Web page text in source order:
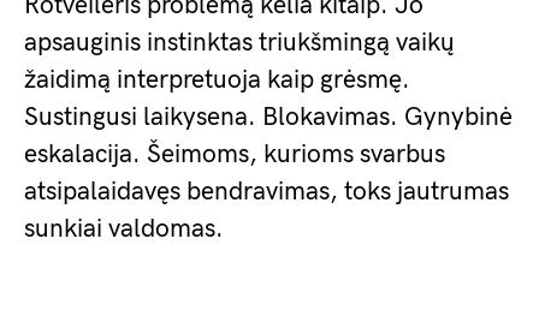
apsauginis instinktas triukšmingą vaikų
žaidimą interpretuoja kaip grėsmę.
Sustingusi laikysena. Blokavimas. Gynybinė
eskalacija. Šeimoms, kurioms svarbus
atsipalaidavęs bendravimas, toks jautrumas
sunkiai valdomas.